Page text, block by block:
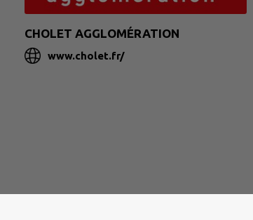
CHOLET AGGLOMÉRATION
www.cholet.fr/